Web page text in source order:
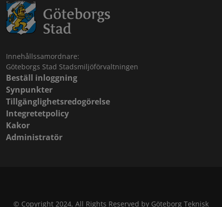
Innehållssamordnare:
Göteborgs Stad Stadsmiljöförvaltningen
Beställ inloggning
Synpunkter
Tillgänglighetsredogörelse
Integretetpolicy
Kakor
Administratör
© Copyright 2024, All Rights Reserved by Göteborg Teknisk